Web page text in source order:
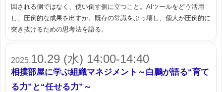
回される側ではなく、使い倒す側に立つこと。AIツールをどう活用
し、圧倒的な成果を出すか。既存の常識をぶっ壊し、個人が圧倒的に
突き抜けるための思考法を語る。
2025.10.29 (水) 14:00-14:40
相撲部屋に学ぶ組織マネジメント～白鵬が語る“育て
る力”と“任せる力”～